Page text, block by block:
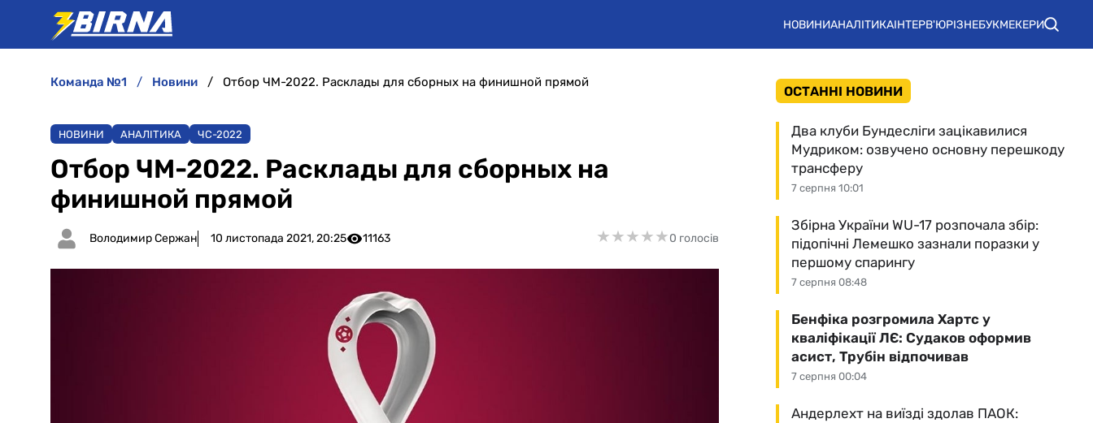
НОВИНИАНАЛІТИКАІНТЕРВ'ЮРІЗНЕБУКМЕКЕРИ
команда №1 новини Отбор ЧМ-2022. Расклады для сборных на финишной прямой
НОВИНИ АНАЛІТИКА ЧC-2022
Отбор ЧМ-2022. Расклады для сборных на
финишной прямой
Володимир Сержан 10 листопада 2021, 20:25 11163 ★★★★★
★★★★★0 голосів
ОСТАННІ НОВИНИ
7 серпня 10:01
Два клуби Бундесліги зацікавилися
Мудриком: озвучено основну перешкоду
трансферу
7 серпня 08:48
Збірна України WU-17 розпочала збір:
підопічні Лемешко зазнали поразки у
першому спарингу
7 серпня 00:04
Бенфіка розгромила Хартс у
кваліфікації ЛЄ: Судаков оформив
асист, Трубін відпочивав
Андерлехт на виїзді здолав ПАОК: